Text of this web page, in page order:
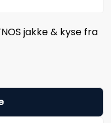
jakke & kyse fra